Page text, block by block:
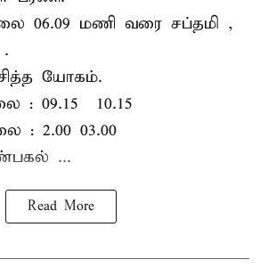
06.09 மணி வரை சப்தமி ,
யோகம்.
09.15 – 10.15
2.00– 03.00
...
Read More